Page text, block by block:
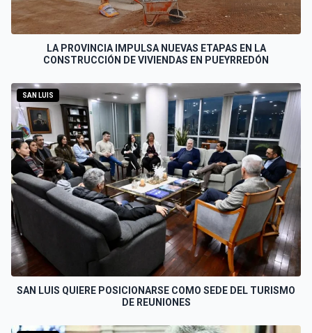
LA PROVINCIA IMPULSA NUEVAS ETAPAS EN LA
CONSTRUCCIÓN DE VIVIENDAS EN PUEYRREDÓN
SAN LUIS
SAN LUIS QUIERE POSICIONARSE COMO SEDE DEL TURISMO
DE REUNIONES